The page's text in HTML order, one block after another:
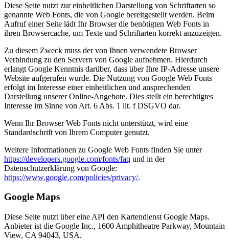
Diese Seite nutzt zur einheitlichen Darstellung von Schriftarten so
genannte Web Fonts, die von Google bereitgestellt werden. Beim
Aufruf einer Seite lädt Ihr Browser die benötigten Web Fonts in
ihren Browsercache, um Texte und Schriftarten korrekt anzuzeigen.
Zu diesem Zweck muss der von Ihnen verwendete Browser
Verbindung zu den Servern von Google aufnehmen. Hierdurch
erlangt Google Kenntnis darüber, dass über Ihre IP-Adresse unsere
Website aufgerufen wurde. Die Nutzung von Google Web Fonts
erfolgt im Interesse einer einheitlichen und ansprechenden
Darstellung unserer Online-Angebote. Dies stellt ein berechtigtes
Interesse im Sinne von Art. 6 Abs. 1 lit. f DSGVO dar.
Wenn Ihr Browser Web Fonts nicht unterstützt, wird eine
Standardschrift von Ihrem Computer genutzt.
Weitere Informationen zu Google Web Fonts finden Sie unter
https://developers.google.com/fonts/faq und in der
Datenschutzerklärung von Google:
https://www.google.com/policies/privacy/.
Google Maps
Diese Seite nutzt über eine API den Kartendienst Google Maps.
Anbieter ist die Google Inc., 1600 Amphitheatre Parkway, Mountain
View, CA 94043, USA.